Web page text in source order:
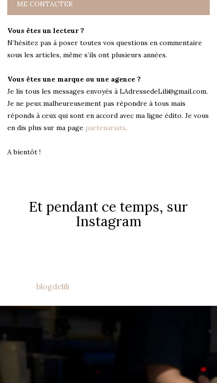
ME CONTACTER
Vous êtes un lecteur ?
N’hésitez pas à poser toutes vos questions en commentaire
sous les articles, même s’ils ont plusieurs années.
Vous êtes une marque ou une agence ?
Je lis tous les messages envoyés à LAdressedeLili@gmail.com.
Je ne peux malheureusement pas répondre à tous mais
réponds à ceux qui sont en accord avec ma ligne édito. Je vous
en dis plus sur ma page partenariats.
A bientôt !
Et pendant ce temps, sur
Instagram
blogdelili